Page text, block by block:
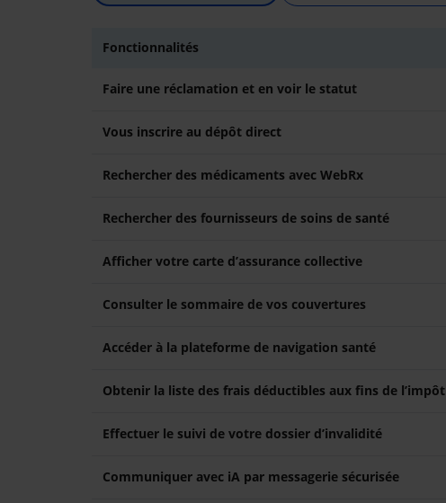
Fonctionnalités
Faire une réclamation et en voir le statut
Vous inscrire au dépôt direct
Rechercher des médicaments avec WebRx
Rechercher des fournisseurs de soins de santé
Afficher votre carte d’assurance collective
Consulter le sommaire de vos couvertures
Accéder à la plateforme de navigation santé
Obtenir la liste des frais déductibles aux fins de l’impôt
Effectuer le suivi de votre dossier d’invalidité
Communiquer avec iA par messagerie sécurisée